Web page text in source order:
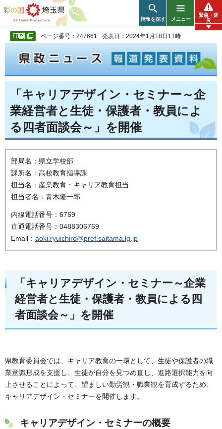
彩の国 埼玉県
情報を探す メニュー
緊急・防
災
ページ番号：247661 発表日：2024年1月18日11時
「キャリアデザイン・セミナー～企
業経営者と生徒・保護者・教員によ
る四者面談会～」を開催
部局名：県立学校部
課所名：高校教育指導課
担当名：産業教育・キャリア教育担当
担当者名：青木隆一郎
内線電話番号：6769
直通電話番号：0488306769
Email： aoki.ryuichiro@pref.saitama.lg.jp
「キャリアデザイン・セミナー～企業
経営者と生徒・保護者・教員による四
者面談会～」を開催
県教育委員会では、キャリア教育の一環として、生徒や保護者の職
業意識形成を支援し、生徒が自分を見つめ直し、進路選択能力を向
上させることによって、望ましい勤労観・職業観を育成するため、
キャリアデザイン・セミナーを開催します。
キャリアデザイン・セミナーの概要